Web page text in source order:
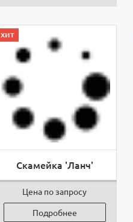
хит
Скамейка 'Ланч'
Цена по запросу
Подробнее